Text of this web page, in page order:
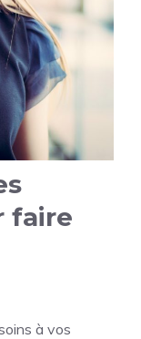
faire
à vos